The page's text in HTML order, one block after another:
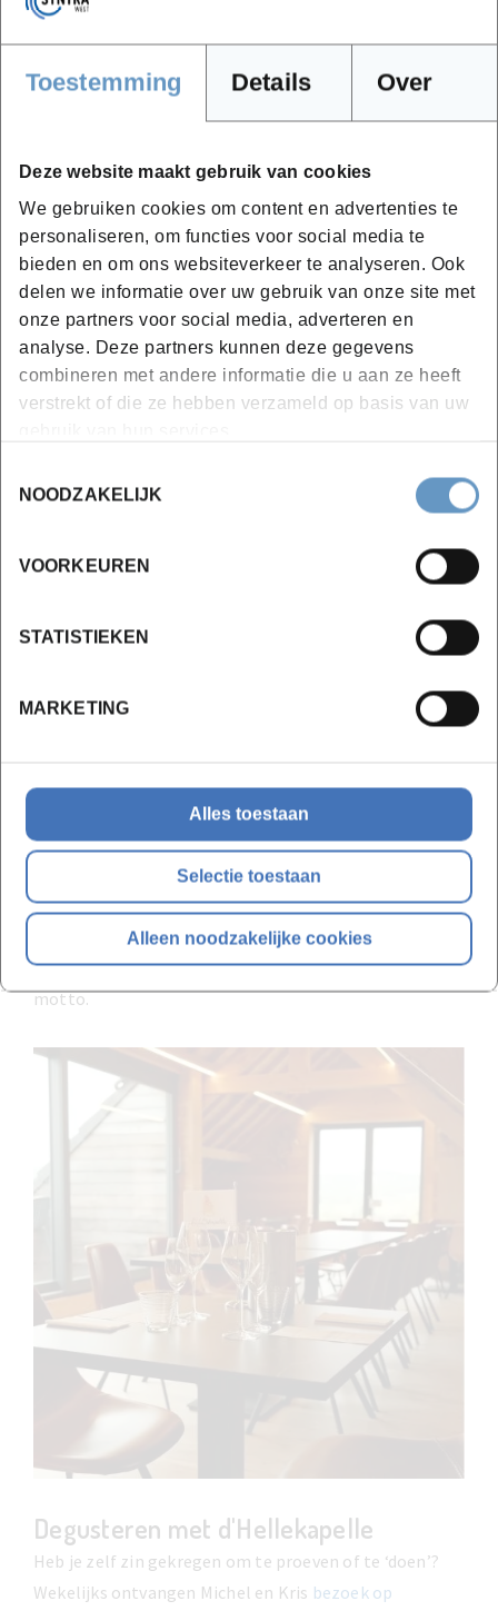
Toestemming Details Over
Deze website maakt gebruik van cookies
We gebruiken cookies om content en advertenties te
personaliseren, om functies voor social media te
bieden en om ons websiteverkeer te analyseren. Ook
delen we informatie over uw gebruik van onze site met
onze partners voor social media, adverteren en
analyse. Deze partners kunnen deze gegevens
combineren met andere informatie die u aan ze heeft
verstrekt of die ze hebben verzameld op basis van uw
NOODZAKELIJK
VOORKEUREN
STATISTIEKEN
MARKETING
Alles toestaan
Selectie toestaan
Alleen noodzakelijke cookies
Levenslang leren in de wijnbouw
Naast blijven ondernemen blijft Michel ook levenslang
leren. In ’21 tekende hij nog present op een
engageerde om een ‘duurzaamheidscharter’ op te
ondernemen in de praktijk toe: via de investering in
zonnepanelen, warmtepompen, door hemelwater op
Na het overlijden van Michels echtgenote Carine in ’22
hectares wijngaarden met 11.500 wijnstokken van A tot
Z. De huidige 2ejaarscursisten ‘wijnbouwer-wijnmaker’
krijgen op vandaag nog steeds een les ‘praktijk oogst
en persen’ van gelegenheidsdocent Michel Dehem.
Groeien in wijnbouw willen ze niet meer doen. ‘Rustig
voortdoen’ en de Bourgogne naar hier brengen is hun
motto.
Degusteren met d'Hellekapelle
Heb je zelf zin gekregen om te proeven of te ‘doen’?
Wekelijks ontvangen Michel en Kris bezoek op